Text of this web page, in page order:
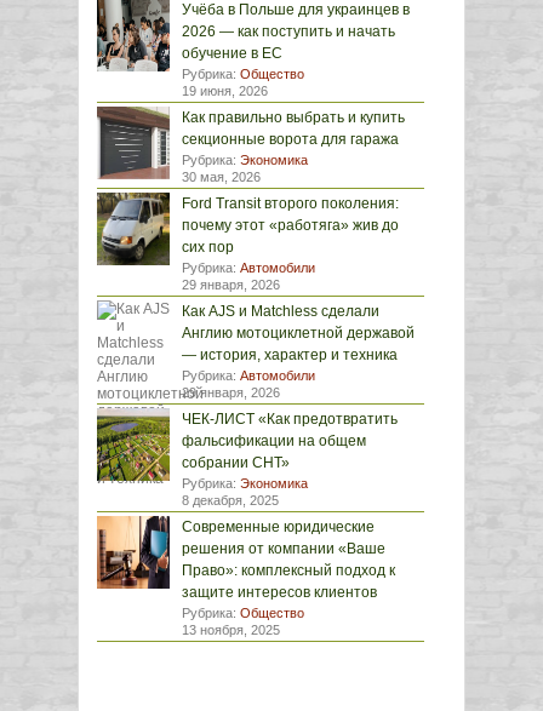
Учёба в Польше для украинцев в
2026 — как поступить и начать
обучение в ЕС
Рубрика: Общество
19 июня, 2026
Как правильно выбрать и купить
секционные ворота для гаража
Рубрика: Экономика
30 мая, 2026
Ford Transit второго поколения:
почему этот «работяга» жив до
сих пор
Рубрика: Автомобили
29 января, 2026
Как AJS и Matchless сделали
Англию мотоциклетной державой
— история, характер и техника
Рубрика: Автомобили
29 января, 2026
ЧЕК-ЛИСТ «Как предотвратить
фальсификации на общем
собрании СНТ»
Рубрика: Экономика
8 декабря, 2025
Современные юридические
решения от компании «Ваше
Право»: комплексный подход к
защите интересов клиентов
Рубрика: Общество
13 ноября, 2025